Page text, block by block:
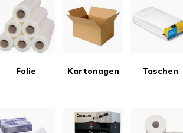
Folie Kartonagen Taschen